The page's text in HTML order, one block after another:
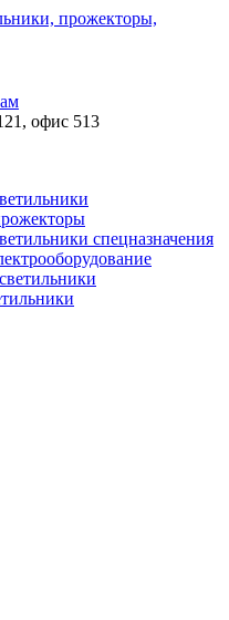
прожекторы,
офис 513
спецназначения